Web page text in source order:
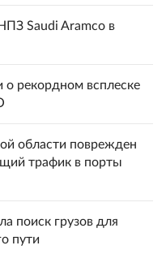
Saudi Aramco в
о рекордном всплеске
области поврежден
трафик в порты
поиск грузов для
пути